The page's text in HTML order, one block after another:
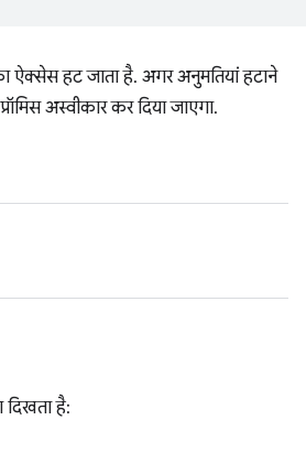
ऐक्सेस हट जाता है. अगर अनुमतियां हटाने
अस्वीकार कर दिया जाएगा.
दिखता है: